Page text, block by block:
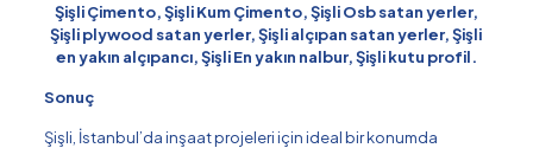
Şişli Çimento, Şişli Kum Çimento, Şişli Osb satan yerler,
Şişli plywood satan yerler, Şişli alçıpan satan yerler, Şişli
en yakın alçıpancı, Şişli En yakın nalbur, Şişli kutu profil.
Sonuç
Şişli, İstanbul’da inşaat projeleri için ideal bir konumda